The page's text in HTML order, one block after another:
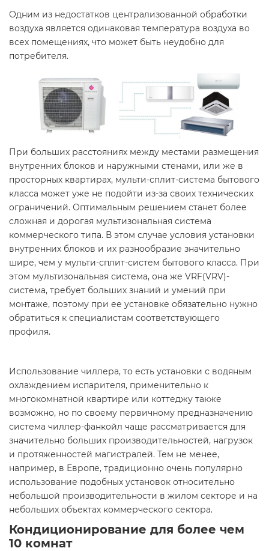
Одним из недостатков централизованной обработки
воздуха является одинаковая температура воздуха во
всех помещениях, что может быть неудобно для
потребителя.
При больших расстояниях между местами размещения
внутренних блоков и наружными стенами, или же в
просторных квартирах, мульти-сплит-система бытового
класса может уже не подойти из-за своих технических
ограничений. Оптимальным решением станет более
сложная и дорогая мультизональная система
коммерческого типа. В этом случае условия установки
внутренних блоков и их разнообразие значительно
шире, чем у мульти-сплит-систем бытового класса. При
этом мультизональная система, она же VRF(VRV)-
система, требует больших знаний и умений при
монтаже, поэтому при ее установке обязательно нужно
обратиться к специалистам соответствующего
профиля.
Использование чиллера, то есть установки с водяным
охлаждением испарителя, применительно к
многокомнатной квартире или коттеджу также
возможно, но по своему первичному предназначению
система чиллер-фанкойл чаще рассматривается для
значительно больших производительностей, нагрузок
и протяженностей магистралей. Тем не менее,
например, в Европе, традиционно очень популярно
использование подобных установок относительно
небольшой производительности в жилом секторе и на
небольших объектах коммерческого сектора.
Кондиционирование для более чем
10 комнат